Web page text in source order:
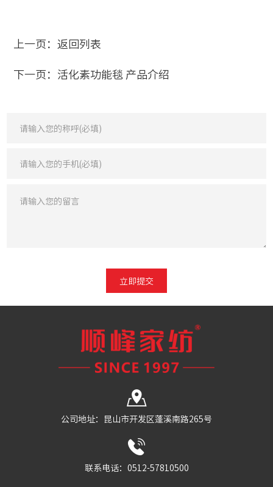
上一页： 返回列表
下一页： 活化素功能毯 产品介绍
公司地址：昆山市开发区蓬溪南路265号
联系电话：0512-57810500